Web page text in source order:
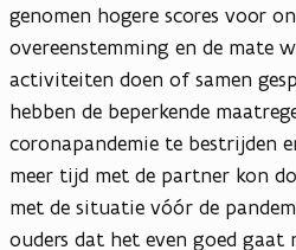
genomen hogere scores voor
overeenstemming en de mate
activiteiten doen of samen
hebben de beperkende
coronapandemie te bestrijden
meer tijd met de partner kon
met de situatie vóór de
ouders dat het even goed gaat